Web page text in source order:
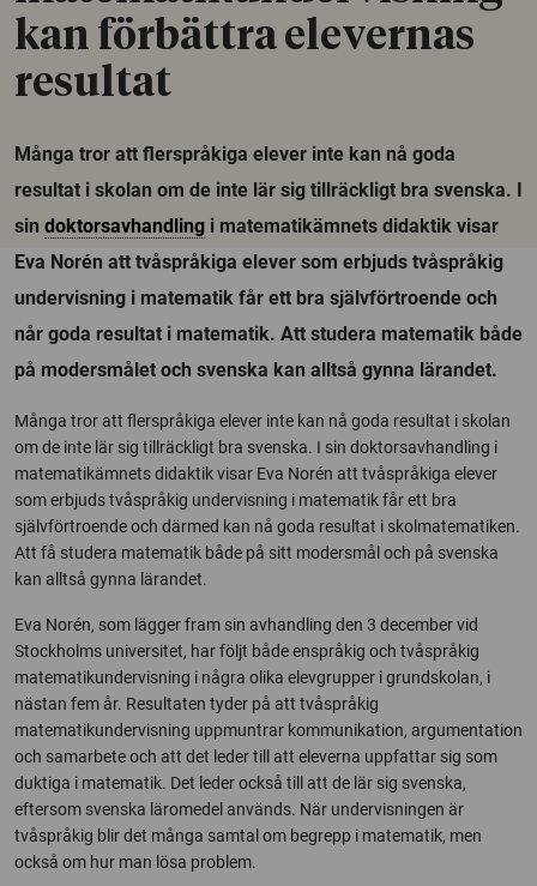
kan förbättra elevernas
resultat
Många tror att flerspråkiga elever inte kan nå goda
resultat i skolan om de inte lär sig tillräckligt bra svenska. I
sin doktorsavhandling i matematikämnets didaktik visar
Eva Norén att tvåspråkiga elever som erbjuds tvåspråkig
undervisning i matematik får ett bra självförtroende och
når goda resultat i matematik. Att studera matematik både
på modersmålet och svenska kan alltså gynna lärandet.
Många tror att flerspråkiga elever inte kan nå goda resultat i skolan
om de inte lär sig tillräckligt bra svenska. I sin doktorsavhandling i
matematikämnets didaktik visar Eva Norén att tvåspråkiga elever
som erbjuds tvåspråkig undervisning i matematik får ett bra
självförtroende och därmed kan nå goda resultat i skolmatematiken.
Att få studera matematik både på sitt modersmål och på svenska
kan alltså gynna lärandet.
Eva Norén, som lägger fram sin avhandling den 3 december vid
Stockholms universitet, har följt både enspråkig och tvåspråkig
matematikundervisning i några olika elevgrupper i grundskolan, i
nästan fem år. Resultaten tyder på att tvåspråkig
matematikundervisning uppmuntrar kommunikation, argumentation
och samarbete och att det leder till att eleverna uppfattar sig som
duktiga i matematik. Det leder också till att de lär sig svenska,
eftersom svenska läromedel används. När undervisningen är
tvåspråkig blir det många samtal om begrepp i matematik, men
också om hur man lösa problem.